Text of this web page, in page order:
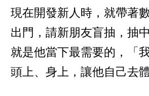
現在開發新人時，就帶著
出門，請新朋友盲抽，抽
就是他當下最需要的，「
頭上、身上，讓他自己去